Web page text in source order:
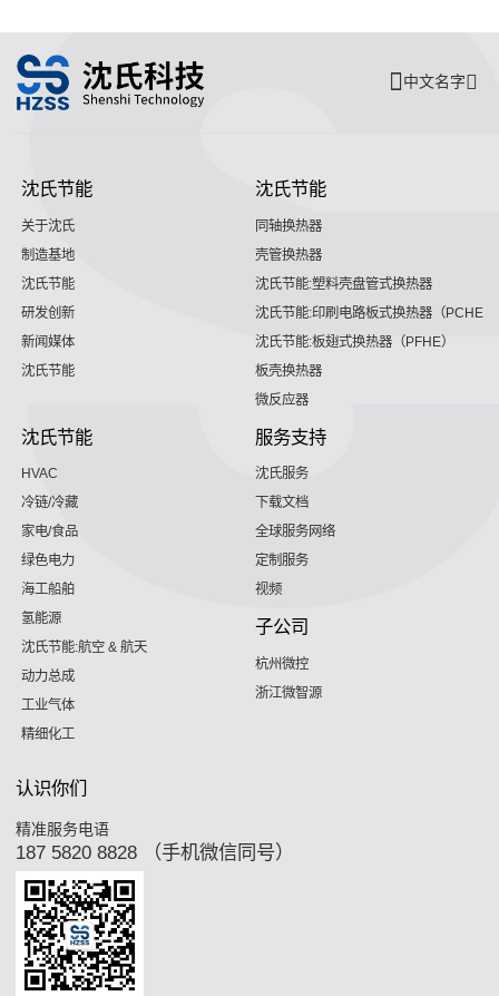
中文名字
沈氏节能
关于沈氏
制造基地
沈氏节能
研发创新
新闻媒体
沈氏节能
沈氏节能
同轴换热器
壳管换热器
沈氏节能:塑料壳盘管式换热器
沈氏节能:印刷电路板式换热器（PCHE）
沈氏节能:板翅式换热器（PFHE）
板壳换热器
微反应器
沈氏节能
HVAC
冷链/冷藏
家电/食品
绿色电力
海工船舶
氢能源
沈氏节能:航空 & 航天
动力总成
工业气体
精细化工
服务支持
沈氏服务
下载文档
全球服务网络
定制服务
视频
子公司
杭州微控
浙江微智源
认识你们
精准服务电语
187 5820 8828 （手机微信同号）